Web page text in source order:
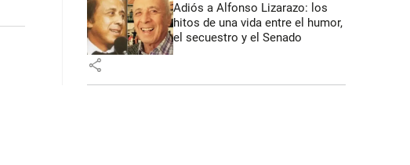
Adiós a Alfonso Lizarazo: los
hitos de una vida entre el humor,
el secuestro y el Senado
share